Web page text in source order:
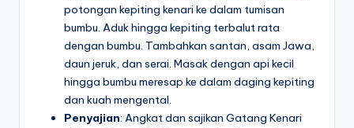
potongan kepiting kenari ke dalam tumisan
bumbu. Aduk hingga kepiting terbalut rata
dengan bumbu. Tambahkan santan, asam Jawa,
daun jeruk, dan serai. Masak dengan api kecil
hingga bumbu meresap ke dalam daging kepiting
dan kuah mengental.
Penyajian: Angkat dan sajikan Gatang Kenari